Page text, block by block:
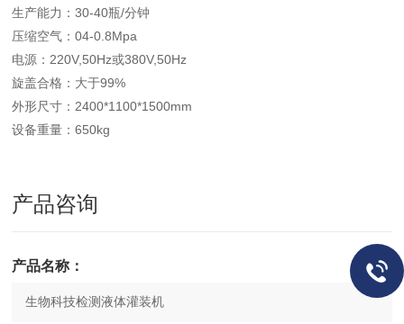
生产能力：30-40瓶/分钟
压缩空气：04-0.8Mpa
电源：220V,50Hz或380V,50Hz
旋盖合格：大于99%
外形尺寸：2400*1100*1500mm
设备重量：650kg
产品咨询
产品名称：